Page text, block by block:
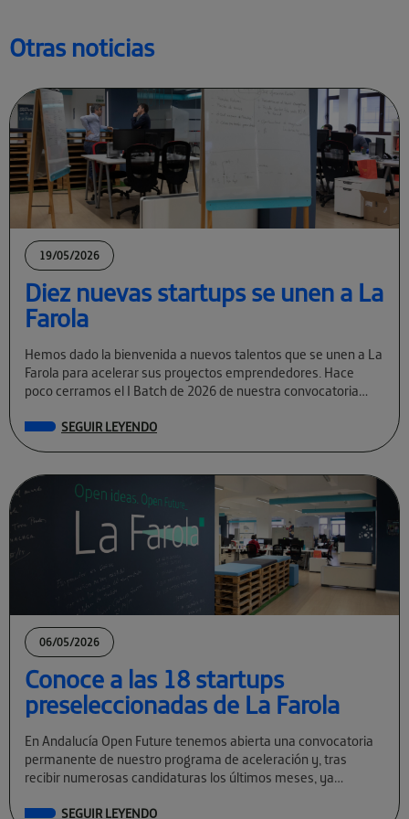
Otras noticias
19/05/2026
Diez nuevas startups se unen a La
Farola
Hemos dado la bienvenida a nuevos talentos que se unen a La
Farola para acelerar sus proyectos emprendedores. Hace
poco cerramos el I Batch de 2026 de nuestra convocatoria
SEGUIR LEYENDO
06/05/2026
Conoce a las 18 startups
preseleccionadas de La Farola
En Andalucía Open Future tenemos abierta una convocatoria
permanente de nuestro programa de aceleración y, tras
recibir numerosas candidaturas los últimos meses, ya
SEGUIR LEYENDO